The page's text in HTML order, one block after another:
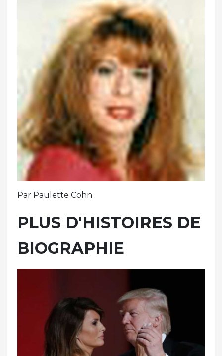
Par Paulette Cohn
PLUS D'HISTOIRES DE
BIOGRAPHIE